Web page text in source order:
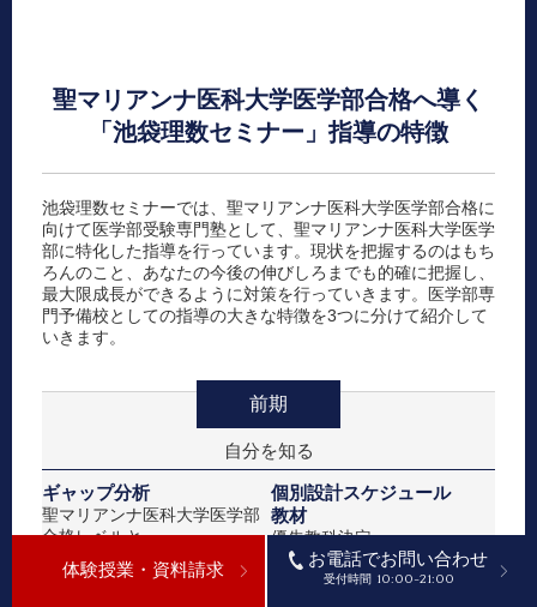
聖マリアンナ医科大学医学部合格へ導く
「池袋理数セミナー」指導の特徴
池袋理数セミナーでは、聖マリアンナ医科大学医学部合格に
向けて医学部受験専門塾として、聖マリアンナ医科大学医学
部に特化した指導を行っています。現状を把握するのはもち
ろんのこと、あなたの今後の伸びしろまでも的確に把握し、
最大限成長ができるように対策を行っていきます。医学部専
門予備校としての指導の大きな特徴を3つに分けて紹介して
いきます。
前期
自分を知る
ギャップ分析
聖マリアンナ医科大学医学部
合格レベルと～
現状学力の分析
個別設計スケジュール
教材
優先教科決定
教科バランス
体験授業・資料請求
お電話でお問い合わせ
受付時間 10:00-21:00